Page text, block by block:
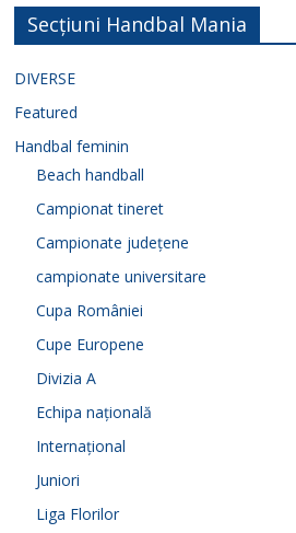
Secțiuni Handbal Mania
DIVERSE
Featured
Handbal feminin
Beach handball
Campionat tineret
Campionate județene
campionate universitare
Cupa României
Cupe Europene
Divizia A
Echipa națională
Internațional
Juniori
Liga Florilor